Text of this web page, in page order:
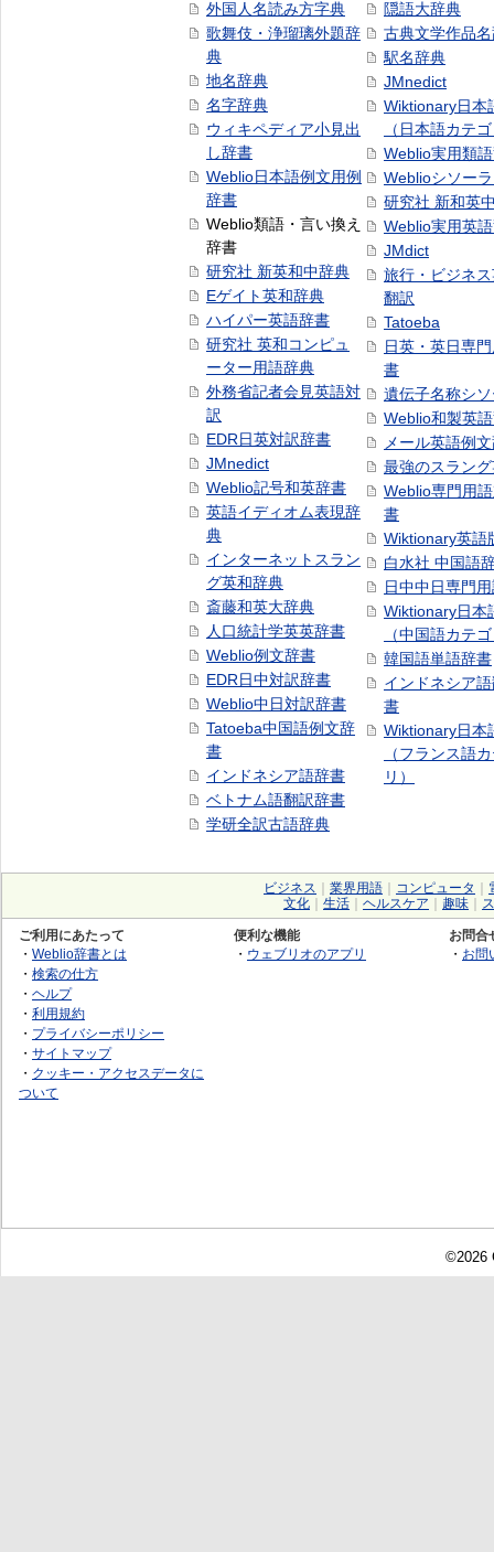
外国人名読み方字典
歌舞伎・浄瑠璃外題辞
典
地名辞典
名字辞典
ウィキペディア小見出
し辞書
Weblio日本語例文用例
辞書
Weblio類語・言い換え
辞書
研究社 新英和中辞典
Eゲイト英和辞典
ハイパー英語辞書
研究社 英和コンピュ
ーター用語辞典
外務省記者会見英語対
訳
EDR日英対訳辞書
JMnedict
Weblio記号和英辞書
英語イディオム表現辞
典
インターネットスラン
グ英和辞典
斎藤和英大辞典
人口統計学英英辞書
Weblio例文辞書
EDR日中対訳辞書
Weblio中日対訳辞書
Tatoeba中国語例文辞
書
インドネシア語辞書
ベトナム語翻訳辞書
学研全訳古語辞典
隠語大辞典
古典文学作品
駅名辞典
JMnedict
Wiktionary日本
（日本語カテ
Weblio実用類
Weblioシソー
研究社 新和英
Weblio実用英
JMdict
旅行・ビジネ
翻訳
Tatoeba
日英・英日専
書
遺伝子名称シ
Weblio和製英
メール英語例
最強のスラン
Weblio専門用
書
Wiktionary英語
白水社 中国語
日中中日専門
Wiktionary日本
（中国語カテ
韓国語単語辞書
インドネシア
書
Wiktionary日本
（フランス語
リ）
ビジネス 業界用語 コンピュータ
文化
生活 ヘルスケア 趣味
ご利用にあたって
・ Weblio辞書とは
・ 検索の仕方
・ ヘルプ
・ 利用規約
・ プライバシーポリシー
・ サイトマップ
・ クッキー・アクセスデータに
ついて
便利な機能
・ ウェブリオのアプリ
お問合
・ お問
©2026